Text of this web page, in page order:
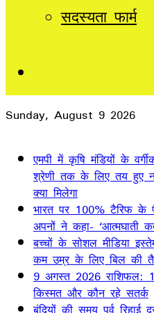
सदस्यता फार्म
Sunday, August 9 2026
एमपी में कृषि मंडियों के
श्रेणी तक के लिए तय हुए
क्या मिलेगा
भारत पर 100% टैरिफ के
अपनों ने कहा- ‘आत्मघाती
बच्चों के सोशल मीडिया
कम उम्र के लिए बिल की
9 अगस्त 2026 राशिफल:
किस्मत और कौन रहे सतर्क